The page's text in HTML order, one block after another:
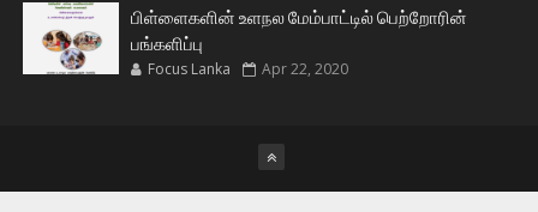
பிள்ளைகளின் உளநல மேம்பாட்டில் பெற்றோரின்
பங்களிப்பு
Focus Lanka Apr 22, 2020